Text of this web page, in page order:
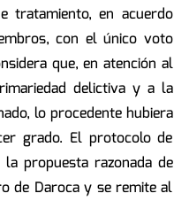
tratamiento, en acuerdo
con el único voto
que, en atención al
delictiva y a la
lo procedente hubiera
grado. El protocolo de
la propuesta razonada de
de Daroca y se remite al